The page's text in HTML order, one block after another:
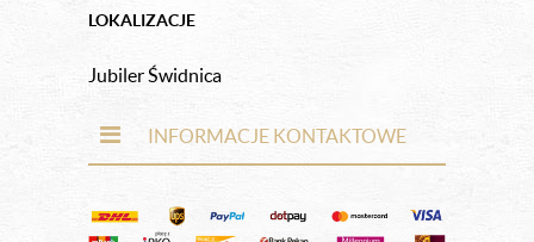
LOKALIZACJE
Jubiler Świdnica
INFORMACJE KONTAKTOWE